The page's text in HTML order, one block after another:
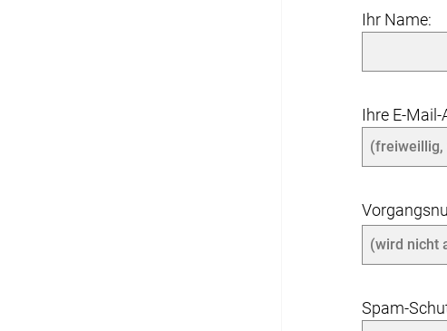
Ihr Name:
Ihre E-
Spam-